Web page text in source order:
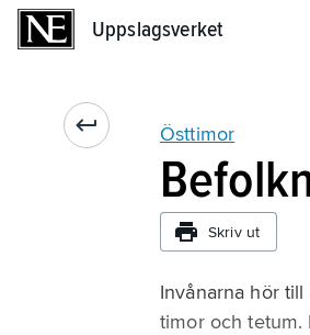
Uppslagsverket
Östtimor
Skriv ut
Invånarna hör
timor och tetum.